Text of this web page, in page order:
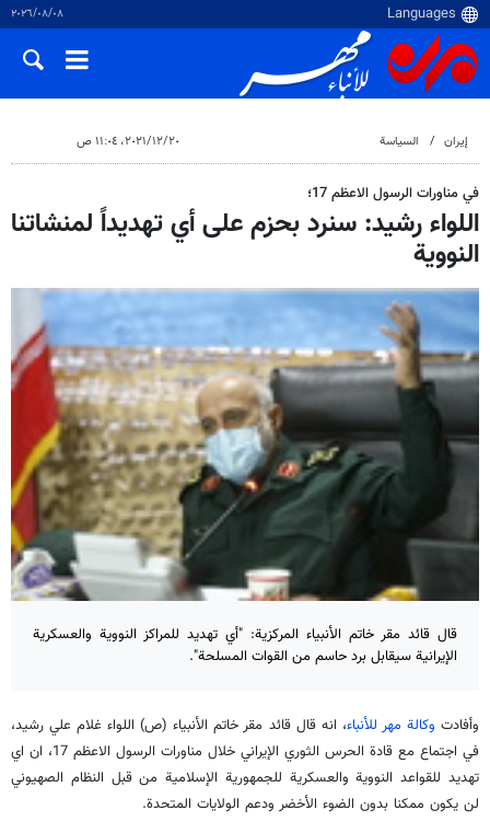
٠٨‏/٠٨‏/٢٠٢٦
إيران السياسة ٢٠‏/١٢‏/٢٠٢١، ١١:٠٤ ص
في مناورات الرسول الاعظم 17؛
اللواء رشيد: سنرد بحزم على أي تهديداً لمنشاتنا
النووية
قال قائد مقر خاتم الأنبياء المركزية: "أي تهديد للمراكز النووية والعسكرية
الإيرانية سيقابل برد حاسم من القوات المسلحة".
وأفادت وكالة مهر للأنباء، انه قال قائد مقر خاتم الأنبياء (ص) اللواء غلام علي رشيد،
في اجتماع مع قادة الحرس الثوري الإيراني خلال مناورات الرسول الاعظم 17، ان اي
تهديد للقواعد النووية والعسكرية للجمهورية الإسلامية من قبل النظام الصهيوني
لن يكون ممكنا بدون الضوء الأخضر ودعم الولايات المتحدة.